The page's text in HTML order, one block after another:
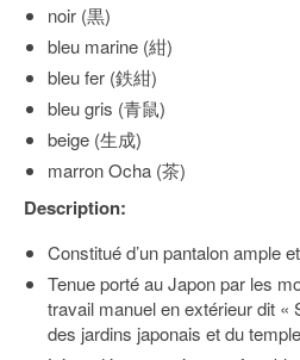
noir (黒)
bleu marine (紺)
bleu fer (鉄紺)
bleu gris (青鼠)
beige (生成)
marron Ocha (茶)
Description:
Constitué d’un pantalon ample
Tenue porté au Japon par les
travail manuel en extérieur dit «
des jardins japonais et du